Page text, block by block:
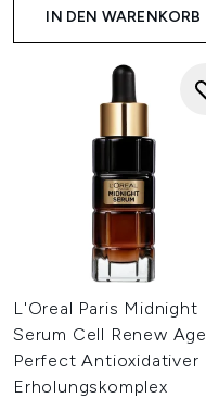
IN DEN WARENKORB
L'Oreal Paris Midnight
Serum Cell Renew Age
Perfect Antioxidativer
Erholungskomplex